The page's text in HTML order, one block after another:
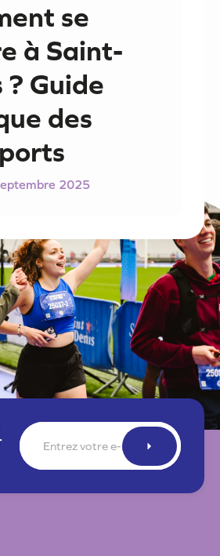
se
à Saint-
? Guide
des
2025
mail